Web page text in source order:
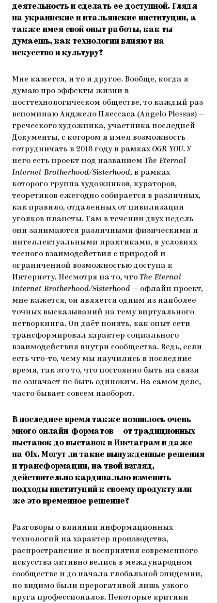
деятельность и сделать ее доступной. Глядя
на украинские и итальянские институции, а
также имея свой опыт работы, как ты
думаешь, как технологии влияют на
искусство и культуру?
Мне кажется, и то и другое. Вообще, когда я
думаю про эффекты жизни в
посттехнологическом обществе, то каждый раз
вспоминаю Анджело Плессаса (Angelo Plessas) —
греческого художника, участника последней
Документы, с котором я имел возможность
сотрудничать в 2018 году в рамкахOGR YOU. У
него есть проект под названием The Eternal
Internet Brotherhood/Sisterhood, в рамках
которого группа художников, кураторов,
теоретиков ежегодно собирается в различных,
как правило, отдаленных от цивилизации
уголков планеты. Там в течении двух недель
они занимаются различными физическими и
интеллектуальными практиками, в условиях
тесного взаимодействия с природой и
ограниченной возможностью доступа к
Интернету. Несмотря на то, что The Eternal
Internet Brotherhood/Sisterhood — офлайн проект,
мне кажется, он является одним из наиболее
точных высказываний на тему виртуального
нетворкинга. Он даёт понять, как опыт сети
трансформировал характер социального
взаимодействия внутри сообщества. Ведь, если
есть что-то, чему мы научились в последние
время, так это то, что постоянно быть на связи
не означает не быть одиноким. На самом деле,
часто бывает совсем наоборот.
В последнее время также появилось очень
много онлайн-форматов — от традиционных
выставок до выставок в Инстаграм и даже
на Olx. Могут ли такие вынужденные решения
и трансформации, на твой взгляд,
действительно кардинально изменить
подходы институций к своему продукту или
же это временное решение?
Разговоры о влиянии информационных
технологий на характер производства,
распространение и восприятия современного
искусства активно велись в международном
сообществе и до начала глобальной эпидемии,
но видимо были прерогативой лишь узкого
круга профессионалов. Некоторые критики